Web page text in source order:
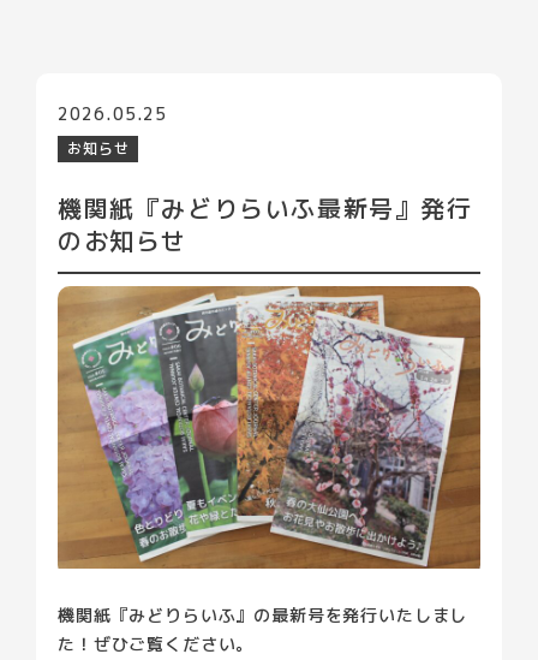
施設の紹介
お知らせ 小学校プログラム
イベント ブログ
よくある質問 プライバシーポリシー
アクセス
2026.05.25
お知らせ
機関紙『みどりらいふ最新号』発行
のお知らせ
機関紙『みどりらいふ』の最新号を発行いたしまし
た！ぜひご覧ください。